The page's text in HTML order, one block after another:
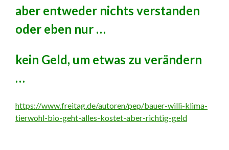
aber entweder nichts verstanden
oder eben nur …
kein Geld, um etwas zu verändern
…
https://www.freitag.de/autoren/pep/bauer-willi-klima-
tierwohl-bio-geht-alles-kostet-aber-richtig-geld